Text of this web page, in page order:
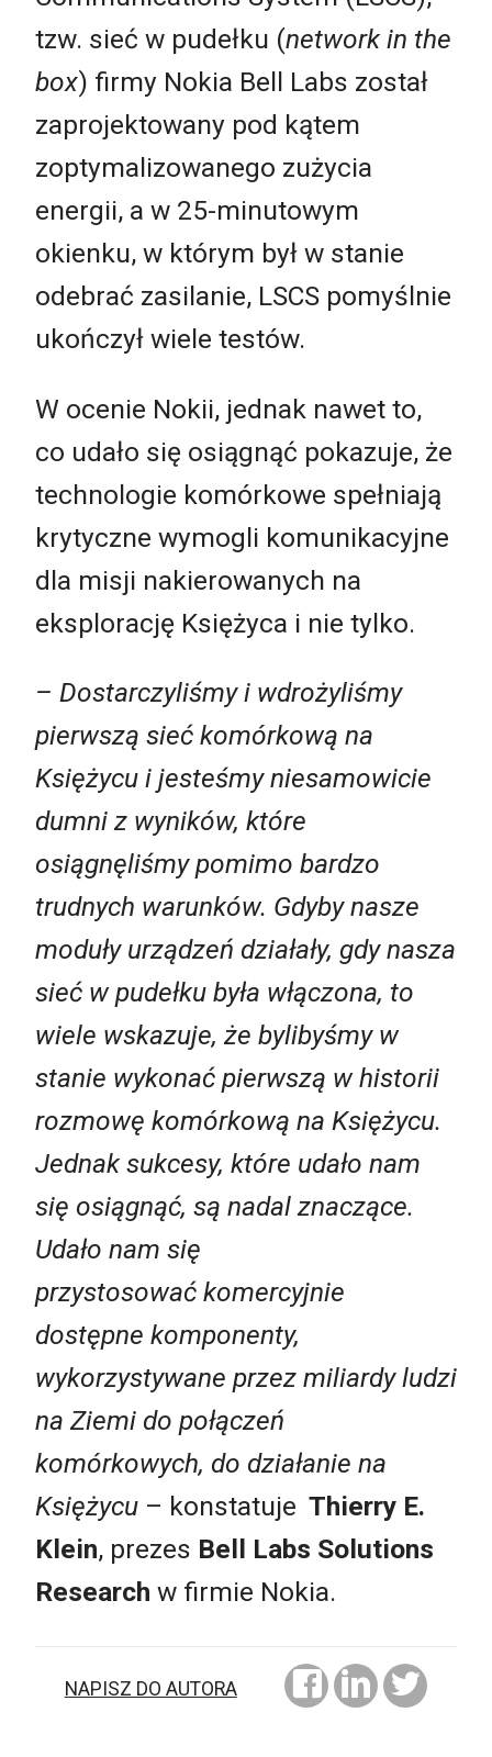
tzw. sieć w pudełku (network in the
box) firmy Nokia Bell Labs został
zaprojektowany pod kątem
zoptymalizowanego zużycia
energii, a w 25-minutowym
okienku, w którym był w stanie
odebrać zasilanie, LSCS pomyślnie
ukończył wiele testów.
W ocenie Nokii, jednak nawet to,
co udało się osiągnąć pokazuje, że
​​technologie komórkowe spełniają
krytyczne wymogli komunikacyjne
dla misji nakierowanych na
eksplorację Księżyca i nie tylko.
– Dostarczyliśmy i wdrożyliśmy
pierwszą sieć komórkową na
Księżycu i jesteśmy niesamowicie
dumni z wyników, które
osiągnęliśmy pomimo bardzo
trudnych warunków. Gdyby nasze
moduły urządzeń działały, gdy nasza
sieć w pudełku była włączona, to
wiele wskazuje, że bylibyśmy w
stanie wykonać pierwszą w historii
rozmowę komórkową na Księżycu.
Jednak sukcesy, które udało nam
się osiągnąć, są nadal znaczące.
Udało nam się
przystosować komercyjnie
dostępne komponenty,
wykorzystywane przez miliardy ludzi
na Ziemi do połączeń
komórkowych, do działanie na
Księżycu – konstatuje Thierry E.
Klein, prezes Bell Labs Solutions
Research w firmie Nokia.
NAPISZ DO AUTORA